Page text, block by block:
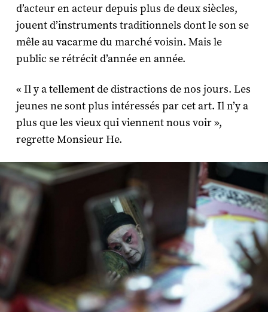
d’acteur en acteur depuis plus de deux siècles,
jouent d’instruments traditionnels dont le son se
mêle au vacarme du marché voisin. Mais le
public se rétrécit d’année en année.
« Il y a tellement de distractions de nos jours. Les
jeunes ne sont plus intéressés par cet art. Il n’y a
plus que les vieux qui viennent nous voir »,
regrette Monsieur He.